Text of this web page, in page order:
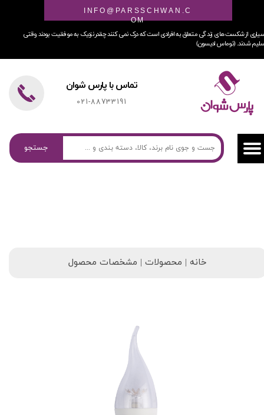
جستجو
تماس با پارس شوان
021-88733191
از شکست های زندگی متعلق به افرادی است که درک نمی کنند چقدر نزدیک به موفقیت بودند وقتی
شدند. (توماس ادیسون)
INFO@PARSSCHWAN.C
OM
خانه | محصولات | مشخصات محصول